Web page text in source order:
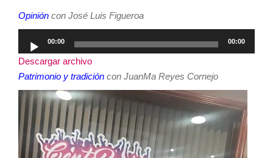
Opinión con José Luis Figueroa
de
audio
00:00 00:00
Descargar archivo
Patrimonio y tradición con JuanMa Reyes Cornejo